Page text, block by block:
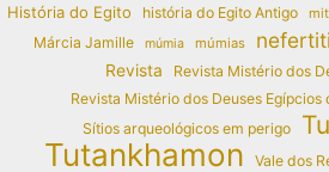
História do Egito
história do Egito Antigo
Márcia Jamille múmia múmias nefertiti
Revista
Revista Mistério dos
Revista Mistério dos Deuses Egípcios
Sítios arqueológicos em perigo
Tutankhamon Vale dos